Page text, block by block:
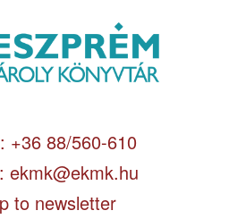
+36 88/560-610
ekmk@ekmk.hu
to newsletter